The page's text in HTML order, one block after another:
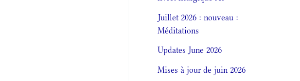
Juillet 2026 : nouveau :
Méditations
Updates June 2026
Mises à jour de juin 2026